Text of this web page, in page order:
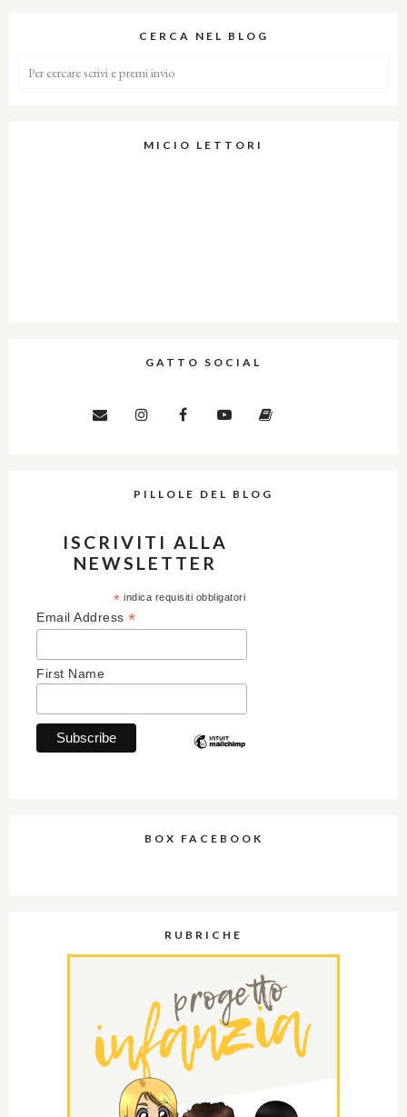
CERCA NEL BLOG
MICIO LETTORI
GATTO SOCIAL
PILLOLE DEL BLOG
ISCRIVITI ALLA
NEWSLETTER
* indica requisiti obbligatori
Email Address *
First Name
BOX FACEBOOK
RUBRICHE